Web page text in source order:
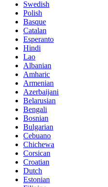
Swedish
Polish
Basque
Catalan
Esperanto
Hindi
Lao
Albanian
Amharic
Armenian
Azerbaijani
Belarusian
Bengali
Bosnian
Bulgarian
Cebuano
Chichewa
Corsican
Croatian
Dutch
Estonian